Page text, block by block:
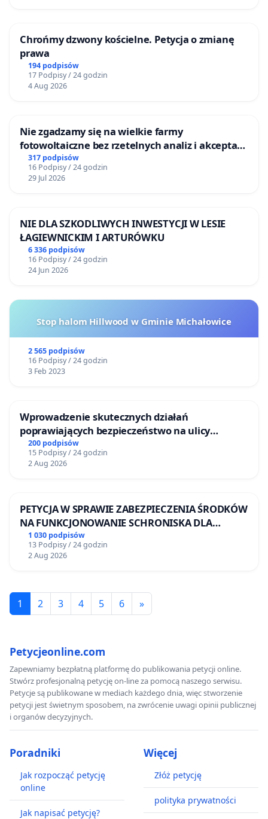
Chrońmy dzwony kościelne. Petycja o zmianę
prawa
194 podpisów
17 Podpisy / 24 godzin
4 Aug 2026
Nie zgadzamy się na wielkie farmy
fotowoltaiczne bez rzetelnych analiz i akceptacji
mieszkańców
317 podpisów
16 Podpisy / 24 godzin
29 Jul 2026
NIE DLA SZKODLIWYCH INWESTYCJI W LESIE
ŁAGIEWNICKIM I ARTURÓWKU
6 336 podpisów
16 Podpisy / 24 godzin
24 Jun 2026
Stop halom Hillwood w Gminie Michałowice
2 565 podpisów
16 Podpisy / 24 godzin
3 Feb 2023
Wprowadzenie skutecznych działań
poprawiających bezpieczeństwo na ulicy
Żeromskiego w Otwocku
200 podpisów
15 Podpisy / 24 godzin
2 Aug 2026
PETYCJA W SPRAWIE ZABEZPIECZENIA ŚRODKÓW
NA FUNKCJONOWANIE SCHRONISKA DLA
BEZDOMNYCH ZWIERZĄT W SKARYSZEWIE
1 030 podpisów
13 Podpisy / 24 godzin
2 Aug 2026
1 2 3 4 5 6 »
Petycjeonline.com
Zapewniamy bezpłatną platformę do publikowania petycji online.
Stwórz profesjonalną petycję on-line za pomocą naszego serwisu.
Petycje są publikowane w mediach każdego dnia, więc stworzenie
petycji jest świetnym sposobem, na zwrócenie uwagi opinii publicznej
i organów decyzyjnych.
Poradniki
Jak rozpocząć petycję
online
Jak napisać petycję?
Więcej
Złóż petycję
polityka prywatności